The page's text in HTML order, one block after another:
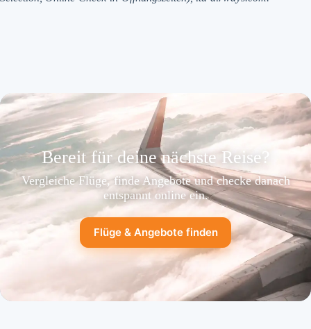
Bereit für deine nächste Reise?
Vergleiche Flüge, finde Angebote und checke danach
entspannt online ein.
Flüge & Angebote finden